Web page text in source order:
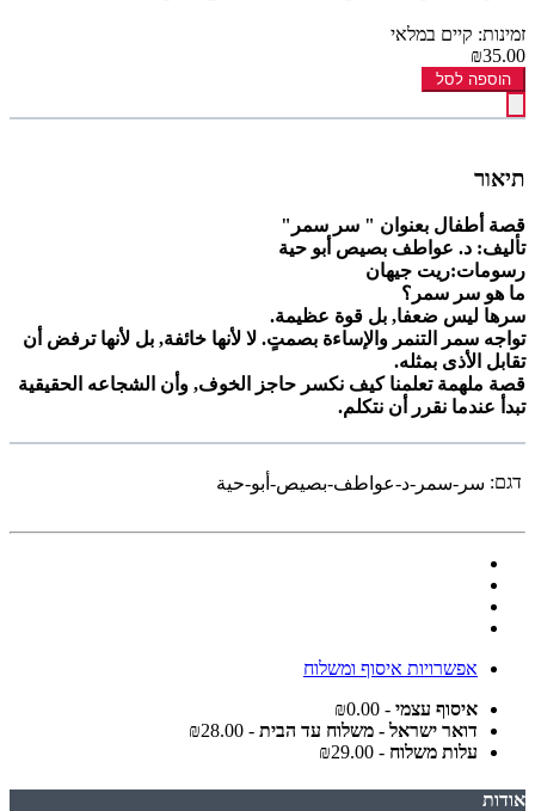
זמינות: קיים במלאי
₪35.00
הוספה לסל
תיאור
قصة أطفال بعنوان " سر سمر"
تأليف: د. عواطف بصيص أبو حية
رسومات:ريت جيهان
ما هو سر سمر؟
سرها ليس ضعفا, بل قوة عظيمة.
تواجه سمر التنمر والإساءة بصمتٍ. لا لأنها خائفة, بل لأنها ترفض أن
تقابل الأذى بمثله.
قصة ملهمة تعلمنا كيف نكسر حاجز الخوف, وأن الشجاعه الحقيقية
تبدأ عندما نقرر أن نتكلم.
דגם: سر-سمر-د-عواطف-بصيص-أبو-حية
אפשרויות איסוף ומשלוח
איסוף עצמי - ₪0.00
דואר ישראל - משלוח עד הבית - ₪28.00
עלות משלוח - ₪29.00
אודות